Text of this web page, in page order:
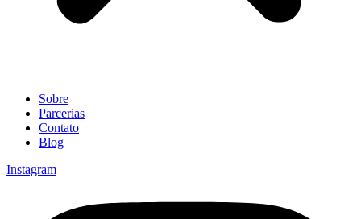
Sobre
Parcerias
Contato
Blog
Instagram